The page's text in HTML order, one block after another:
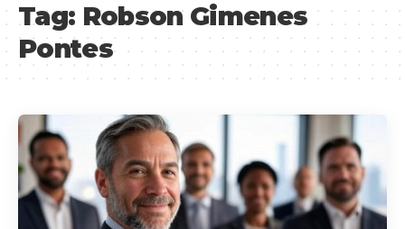
Tag: Robson Gimenes
Pontes